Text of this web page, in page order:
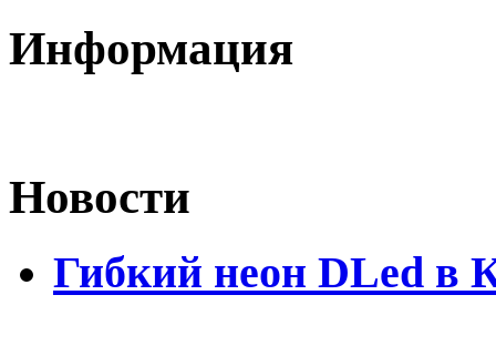
Информация
Новости
Гибкий неон DLed в